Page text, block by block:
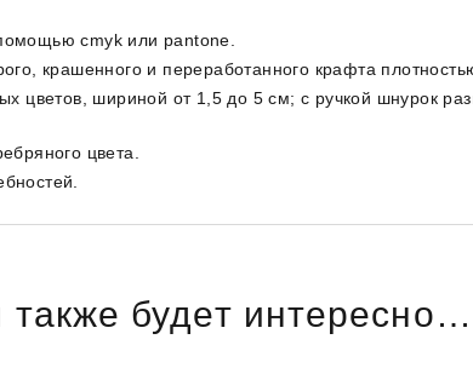
cmyk или pantone.
крашенного и переработанного крафта
цветов, шириной от 1,5 до 5 см; с ручкой шнурок
цвета.
будет интересно…